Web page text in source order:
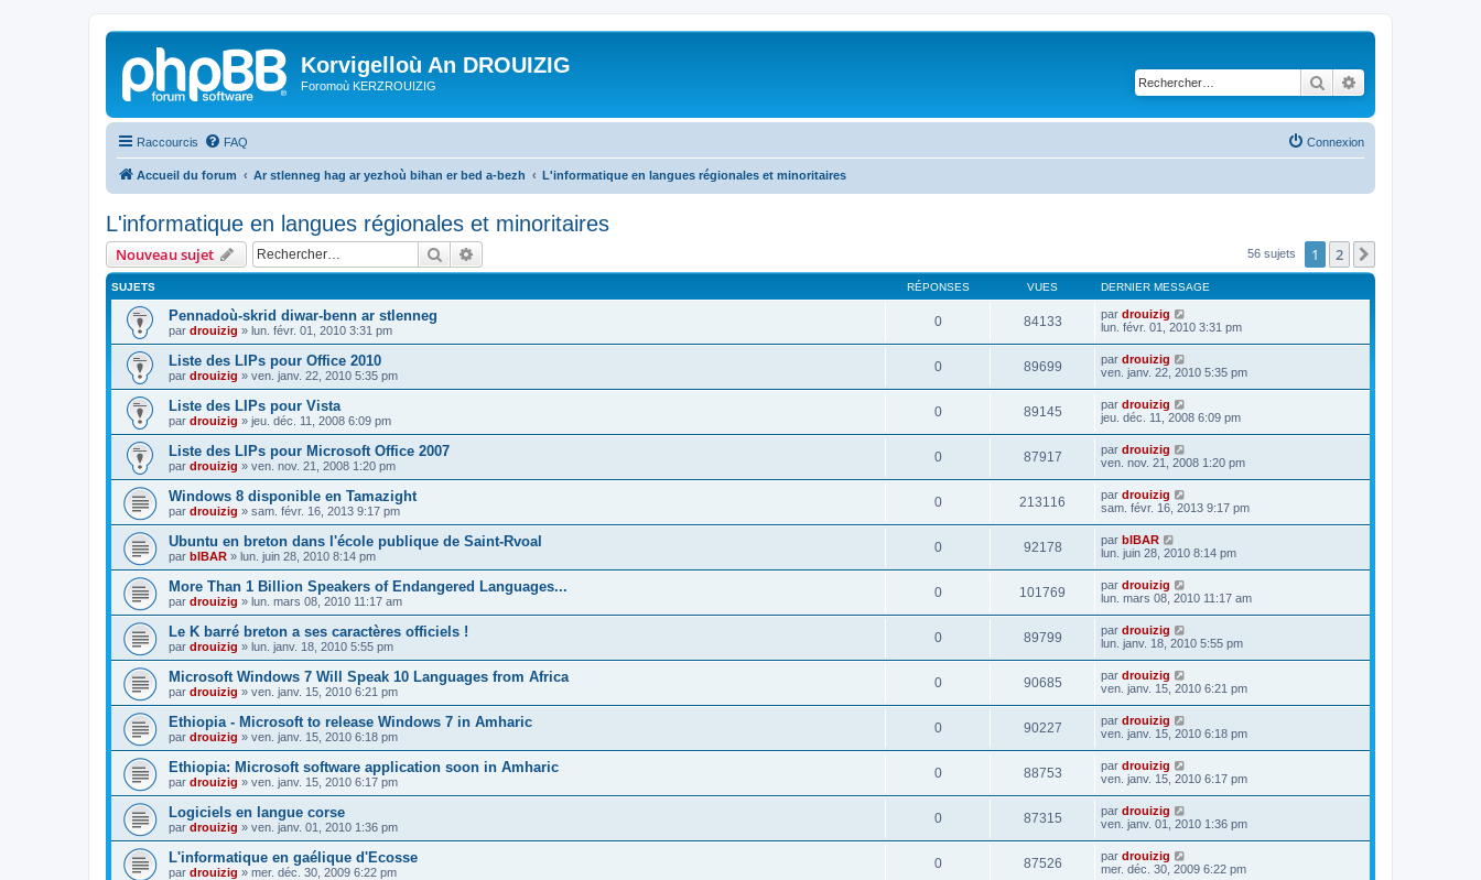
Korvigelloù An DROUIZIG
Foromoù KERZROUIZIG Rechercher
Raccourcis FAQ Connexion
Accueil du forum Ar stlenneg hag ar yezhoù bihan er bed a-bezh L'informatique en langues régionales et minoritaires
L'informatique en langues régionales et minoritaires
Nouveau sujet Rechercher 56 sujets 1 2
SUJETS RÉPONSES VUES DERNIER MESSAGE
Pennadoù-skrid diwar-benn ar stlenneg
par drouizig » lun. févr. 01, 2010 3:31 pm
0 84133 par drouizig
lun. févr. 01, 2010 3:31 pm
Liste des LIPs pour Office 2010
par drouizig » ven. janv. 22, 2010 5:35 pm
0 89699 par drouizig
ven. janv. 22, 2010 5:35 pm
Liste des LIPs pour Vista
par drouizig » jeu. déc. 11, 2008 6:09 pm
0 89145 par drouizig
jeu. déc. 11, 2008 6:09 pm
Liste des LIPs pour Microsoft Office 2007
par drouizig » ven. nov. 21, 2008 1:20 pm
0 87917 par drouizig
ven. nov. 21, 2008 1:20 pm
Windows 8 disponible en Tamazight
par drouizig » sam. févr. 16, 2013 9:17 pm
0 213116 par drouizig
sam. févr. 16, 2013 9:17 pm
Ubuntu en breton dans l'école publique de Saint-Rvoal
par bIBAR » lun. juin 28, 2010 8:14 pm
0 92178 par bIBAR
lun. juin 28, 2010 8:14 pm
More Than 1 Billion Speakers of Endangered Languages...
par drouizig » lun. mars 08, 2010 11:17 am
0 101769 par drouizig
lun. mars 08, 2010 11:17 am
Le K barré breton a ses caractères officiels !
par drouizig » lun. janv. 18, 2010 5:55 pm
0 89799 par drouizig
lun. janv. 18, 2010 5:55 pm
Microsoft Windows 7 Will Speak 10 Languages from Africa
par drouizig » ven. janv. 15, 2010 6:21 pm
0 90685 par drouizig
ven. janv. 15, 2010 6:21 pm
Ethiopia - Microsoft to release Windows 7 in Amharic
par drouizig » ven. janv. 15, 2010 6:18 pm
0 90227 par drouizig
ven. janv. 15, 2010 6:18 pm
Ethiopia: Microsoft software application soon in Amharic
par drouizig » ven. janv. 15, 2010 6:17 pm
0 88753 par drouizig
ven. janv. 15, 2010 6:17 pm
Logiciels en langue corse
par drouizig » ven. janv. 01, 2010 1:36 pm
0 87315 par drouizig
ven. janv. 01, 2010 1:36 pm
L'informatique en gaélique d'Ecosse
par drouizig » mer. déc. 30, 2009 6:22 pm
0 87526 par drouizig
mer. déc. 30, 2009 6:22 pm